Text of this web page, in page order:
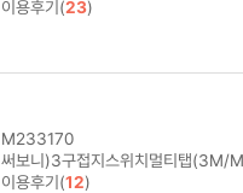
이용후기(23)
M233170
써보니)3구접지스위치멀티탭
이용후기(12)